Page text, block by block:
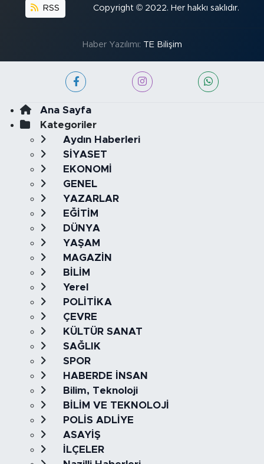
RSS Copyright © 2022. Her hakkı saklıdır.
Haber Yazılımı: TE Bilişim
Ana Sayfa
Kategoriler
Aydın Haberleri
SİYASET
EKONOMİ
GENEL
YAZARLAR
EĞİTİM
DÜNYA
YAŞAM
MAGAZİN
BİLİM
Yerel
POLİTİKA
ÇEVRE
KÜLTÜR SANAT
SAĞLIK
SPOR
HABERDE İNSAN
Bilim, Teknoloji
BİLİM VE TEKNOLOJİ
POLİS ADLİYE
ASAYİŞ
İLÇELER